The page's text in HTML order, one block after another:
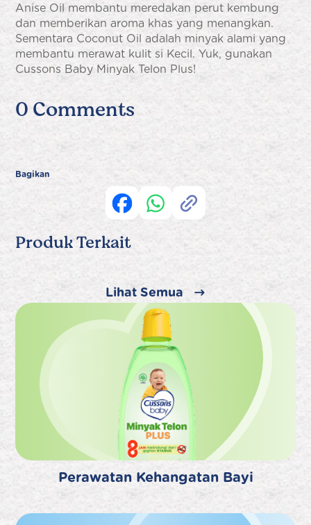
Anise Oil membantu meredakan perut kembung
dan memberikan aroma khas yang menangkan.
Sementara Coconut Oil adalah minyak alami yang
membantu merawat kulit si Kecil. Yuk, gunakan
Cussons Baby Minyak Telon Plus!
0 Comments
Bagikan
Produk Terkait
Lihat Semua
Perawatan Kehangatan Bayi